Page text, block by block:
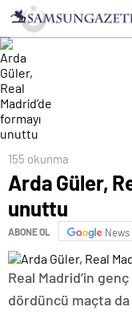
155 okunma
Arda Güler,
unuttu
ABONE OL News
Real Madrid’in
dördüncü maçta